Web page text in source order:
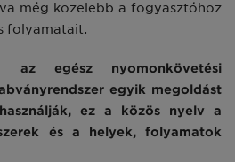
még közelebb a fogyasztóhoz
folyamatait.
egész nyomonkövetési
egyik megoldást
ez a közös nyelv a
és a helyek, folyamatok